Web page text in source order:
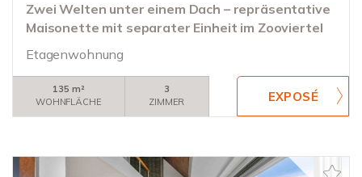
Zwei Welten unter einem Dach – repräsentative
Maisonette mit separater Einheit im Zooviertel
Etagenwohnung
135 m²
WOHNFLÄCHE
3
ZIMMER